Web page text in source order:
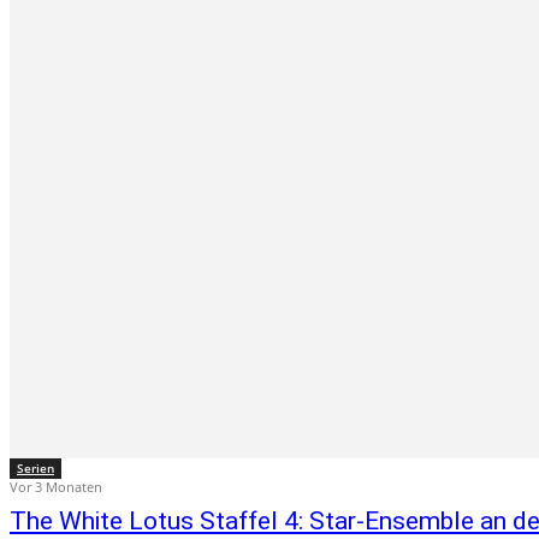
Serien
Vor 3 Monaten
The White Lotus Staffel 4: Star-Ensemble an